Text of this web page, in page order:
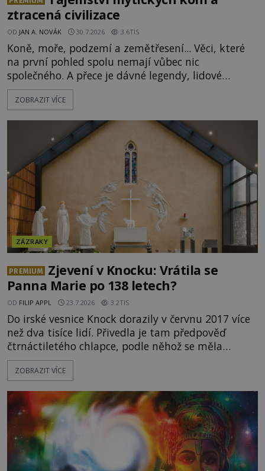
ztracená civilizace
OD JAN A. NOVÁK 30.7.2026 3.6TIS
Koně, moře, podzemí a zemětřesení... Věci, které
na první pohled spolu nemají vůbec nic
společného. A přece je dávné legendy, lidové
pohádky i podvědomí psychicky nemocných lidí
podivným způsobem vzájemně propojují. Je
tajemství pocházející ze samých počátků lidské
civilizace? Nebo dokonce z temných vod minulosti
ještě mnohem hlubších? [g
ZOBRAZIT VÍCE
ZÁZRAKY
PREMIUM
Zjevení v Knocku: Vrátila se
Panna Marie po 138 letech?
OD FILIP APPL 23.7.2026 3.2TIS
Do irské vesnice Knock dorazily v červnu 2017 více
než dva tisíce lidí. Přivedla je tam předpověď
čtrnáctiletého chlapce, podle něhož se měla
přesně ve tři hodiny odpoledne zjevit Panna Marie.
Když slunce vystoupilo z mraků, část davu začala
chlapcovo proroctví, nebo poutníci spatřili pouze
neobvyklou hru světla? [gallery
ids="170530,170531,1705
ZOBRAZIT VÍCE